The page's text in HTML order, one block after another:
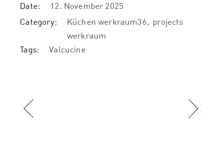
Date:
12. November 2025
Category:
Küchen werkraum36 projects
werkraum
Tags:
Valcucine